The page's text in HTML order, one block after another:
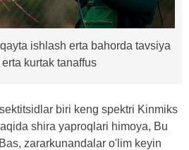
ishlash erta bahorda tavsiya
kurtak tanaffus
biri keng spektri Kinmiks
shira yaproqlari himoya, Bu
zararkunandalar o'lim keyin